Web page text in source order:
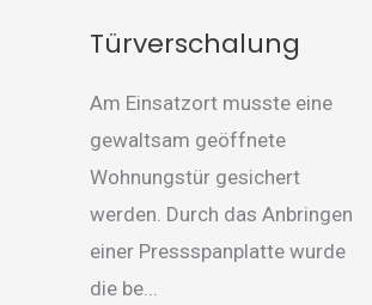
Türverschalung
Am Einsatzort musste eine
gewaltsam geöffnete
Wohnungstür gesichert
werden. Durch das Anbringen
einer Pressspanplatte wurde
die be...